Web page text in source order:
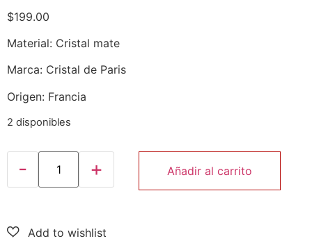
$199.00
Material: Cristal mate
Marca: Cristal de Paris
Origen: Francia
2 disponibles
Añadir al carrito